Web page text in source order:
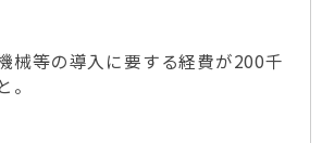
械等の導入に要する経費が200千